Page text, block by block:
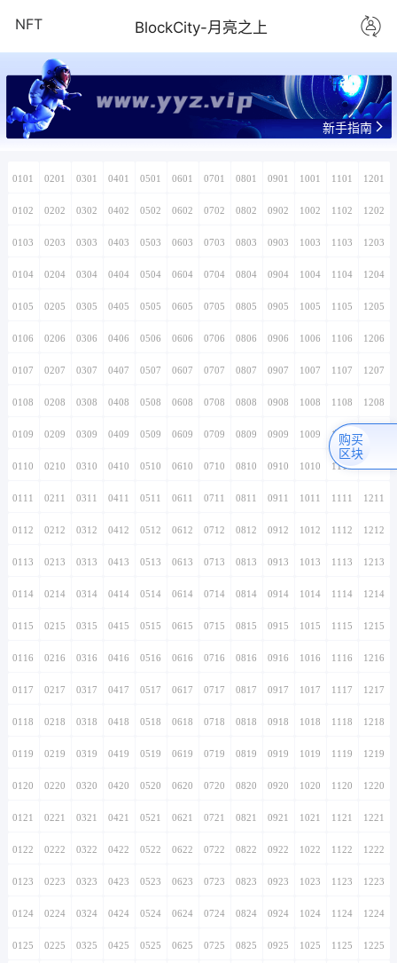
NFT BlockCity-月亮之上
www.yyz.vip
新手指南
0101 0201 0301 0401 0501 0601 0701 0801 0901 1001 1101 1201
0102 0202 0302 0402 0502 0602 0702 0802 0902 1002 1102 1202
0103 0203 0303 0403 0503 0603 0703 0803 0903 1003 1103 1203
0104 0204 0304 0404 0504 0604 0704 0804 0904 1004 1104 1204
0105 0205 0305 0405 0505 0605 0705 0805 0905 1005 1105 1205
0106 0206 0306 0406 0506 0606 0706 0806 0906 1006 1106 1206
0107 0207 0307 0407 0507 0607 0707 0807 0907 1007 1107 1207
0108 0208 0308 0408 0508 0608 0708 0808 0908 1008 1108 1208
0109 0209 0309 0409 0509 0609 0709 0809 0909 1009 1109
0110 0210 0310 0410 0510 0610 0710 0810 0910 1010 1110
0111 0211 0311 0411 0511 0611 0711 0811 0911 1011 1111 1211
0112 0212 0312 0412 0512 0612 0712 0812 0912 1012 1112 1212
0113 0213 0313 0413 0513 0613 0713 0813 0913 1013 1113 1213
0114 0214 0314 0414 0514 0614 0714 0814 0914 1014 1114 1214
0115 0215 0315 0415 0515 0615 0715 0815 0915 1015 1115 1215
0116 0216 0316 0416 0516 0616 0716 0816 0916 1016 1116 1216
0117 0217 0317 0417 0517 0617 0717 0817 0917 1017 1117 1217
0118 0218 0318 0418 0518 0618 0718 0818 0918 1018 1118 1218
0119 0219 0319 0419 0519 0619 0719 0819 0919 1019 1119 1219
0120 0220 0320 0420 0520 0620 0720 0820 0920 1020 1120 1220
0121 0221 0321 0421 0521 0621 0721 0821 0921 1021 1121 1221
0122 0222 0322 0422 0522 0622 0722 0822 0922 1022 1122 1222
0123 0223 0323 0423 0523 0623 0723 0823 0923 1023 1123 1223
0124 0224 0324 0424 0524 0624 0724 0824 0924 1024 1124 1224
0125 0225 0325 0425 0525 0625 0725 0825 0925 1025 1125 1225
购买
区块